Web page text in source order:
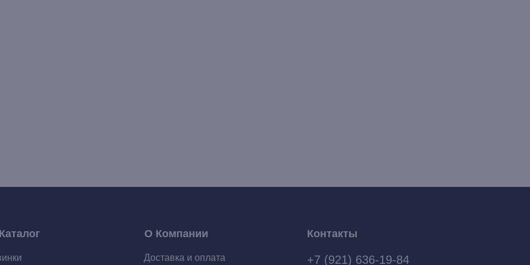
Контакты
+7 (921) 636-19-84
О Компании
Доставка и оплата